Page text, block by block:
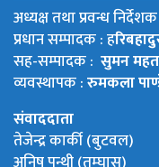
अध्यक्ष तथा प्रवन्ध
प्रधान सम्पादक : ह
सह-सम्पादक : सुमन
व्यवस्थापक :रुमकला
संवाददाता
तेजेन्द्र कार्की (बुटवल)